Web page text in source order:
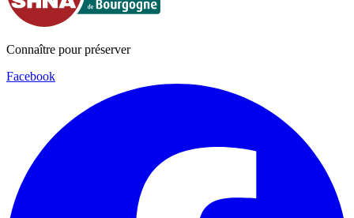
Connaître pour préserver
Facebook